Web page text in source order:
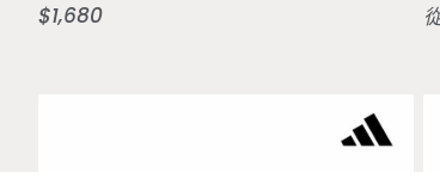
定
$1,680